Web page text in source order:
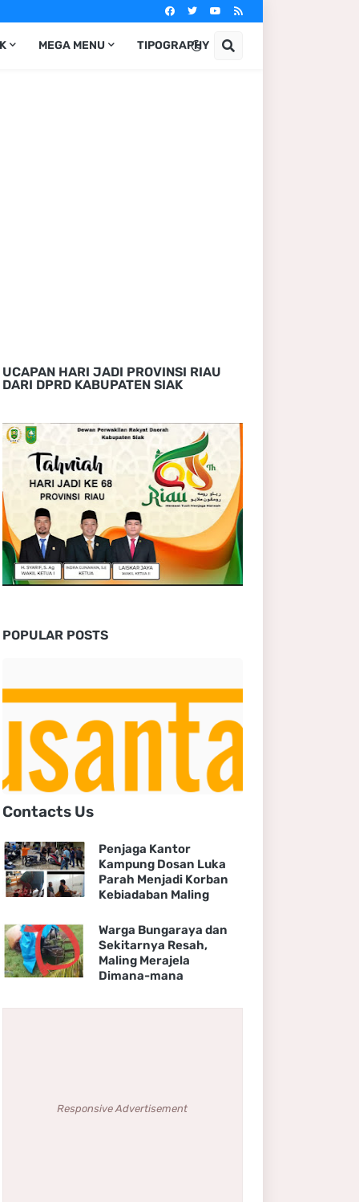
MEGA MENU TIPOGRAPHY
UCAPAN HARI JADI PROVINSI RIAU
DARI DPRD KABUPATEN SIAK
POPULAR POSTS
Contacts Us
Penjaga Kantor
Kampung Dosan Luka
Parah Menjadi Korban
Kebiadaban Maling
Warga Bungaraya dan
Sekitarnya Resah,
Maling Merajela
Dimana-mana
Responsive Advertisement